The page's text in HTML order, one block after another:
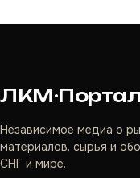
ЛКМ·Портал
Независимое медиа о
материалов, сырья и
СНГ и мире.